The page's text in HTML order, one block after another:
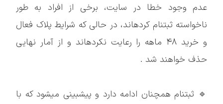
عدم وجود خطا در سایت، برخی از افراد به طور
ناخواسته ثبتنام کردهاند، در حالی که شرایط پلاک فعال
و خرید ۴۸ ماهه را رعایت نکردهاند و از آمار نهایی
حذف خواهند شد .
🔹 ثبتنام همچنان ادامه دارد و پیشبینی میشود که با